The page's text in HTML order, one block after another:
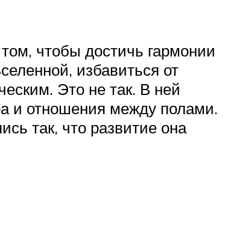
чтобы достичь гармонии
избавиться от
Это не так. В ней
и отношения между полами.
так, что развитие она